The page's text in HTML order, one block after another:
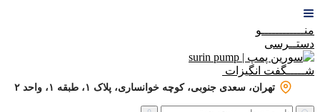
منــــــــــــو
دستــرسی
شـــــگفت انگیزات
تهران، سعدی جنوبی، کوچه خوانساری، پلاک ۱، طبقه ۱، واحد ۲